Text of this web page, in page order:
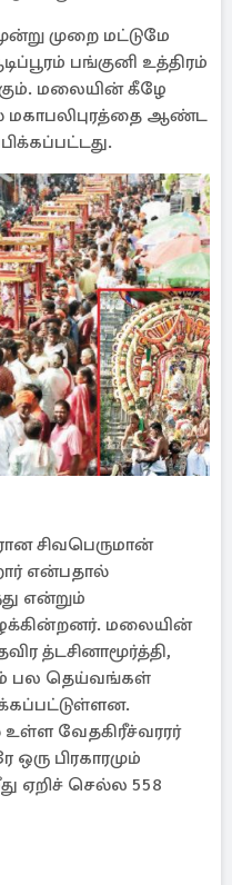
முறை மட்டுமே
பங்குனி உத்திரம்
மலையின் கீழே
மகாபலிபுரத்தை ஆண்ட
சிவபெருமான்
என்பதால்
என்றும்
மலையின்
த்டசினாமூர்த்தி,
பல தெய்வங்கள்
உள்ள வேதகிரீச்வரரர்
பிரகாரமும்
ஏறிச் செல்ல 558